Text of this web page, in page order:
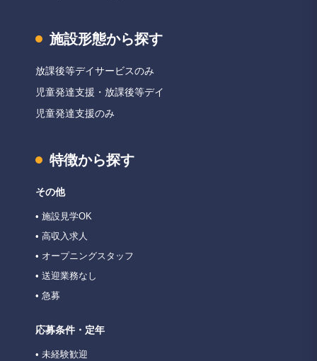
施設形態から探す
放課後等デイサービスのみ
児童発達支援・放課後等デイ
児童発達支援のみ
特徴から探す
その他
• 施設見学OK
• 高収入求人
• オープニングスタッフ
• 送迎業務なし
• 急募
応募条件・定年
• 未経験歓迎